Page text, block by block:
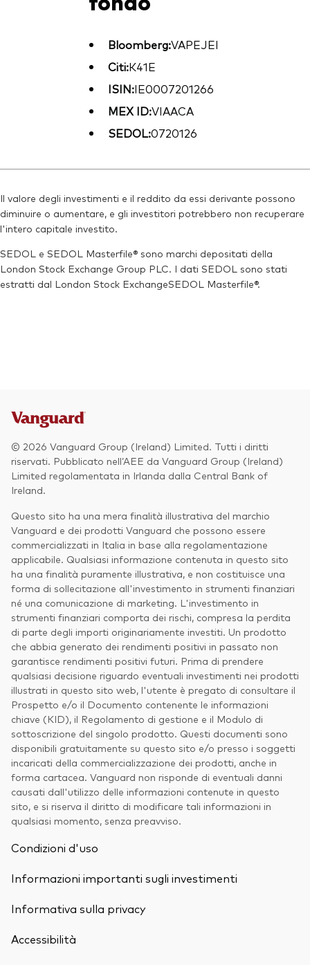
Bloomberg:VAPEJEI
Citi:K41E
ISIN:IE0007201266
MEX ID:VIAACA
SEDOL:0720126
Il valore degli investimenti e il reddito da essi derivante possono
diminuire o aumentare, e gli investitori potrebbero non recuperare
l'intero capitale investito.
SEDOL e SEDOL Masterfile® sono marchi depositati della
London Stock Exchange Group PLC. I dati SEDOL sono stati
estratti dal London Stock ExchangeSEDOL Masterfile®.
© 2026 Vanguard Group (Ireland) Limited. Tutti i diritti
riservati. Pubblicato nell’AEE da Vanguard Group (Ireland)
Limited regolamentata in Irlanda dalla Central Bank of
Ireland.
Questo sito ha una mera finalità illustrativa del marchio
Vanguard e dei prodotti Vanguard che possono essere
commercializzati in Italia in base alla regolamentazione
applicabile. Qualsiasi informazione contenuta in questo sito
ha una finalità puramente illustrativa, e non costituisce una
forma di sollecitazione all'investimento in strumenti finanziari
né una comunicazione di marketing. L'investimento in
strumenti finanziari comporta dei rischi, compresa la perdita
di parte degli importi originariamente investiti. Un prodotto
che abbia generato dei rendimenti positivi in passato non
garantisce rendimenti positivi futuri. Prima di prendere
qualsiasi decisione riguardo eventuali investimenti nei prodotti
illustrati in questo sito web, l'utente è pregato di consultare il
Prospetto e/o il Documento contenente le informazioni
chiave (KID), il Regolamento di gestione e il Modulo di
sottoscrizione del singolo prodotto. Questi documenti sono
disponibili gratuitamente su questo sito e/o presso i soggetti
incaricati della commercializzazione dei prodotti, anche in
forma cartacea. Vanguard non risponde di eventuali danni
causati dall'utilizzo delle informazioni contenute in questo
sito, e si riserva il diritto di modificare tali informazioni in
qualsiasi momento, senza preavviso.
Condizioni d'uso
Informazioni importanti sugli investimenti
Informativa sulla privacy
Accessibilità